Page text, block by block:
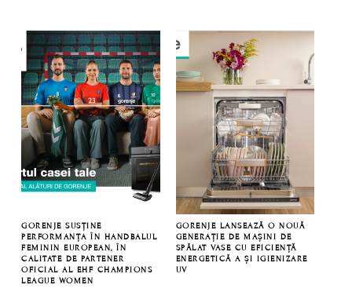
GORENJE SUSȚINE
PERFORMANȚA ÎN HANDBALUL
FEMININ EUROPEAN, ÎN
CALITATE DE PARTENER
OFICIAL AL EHF CHAMPIONS
LEAGUE WOMEN
GORENJE LANSEAZĂ O NOUĂ
GENERAȚIE DE MAȘINI DE
SPĂLAT VASE CU EFICIENȚĂ
ENERGETICĂ A ȘI IGIENIZARE
UV